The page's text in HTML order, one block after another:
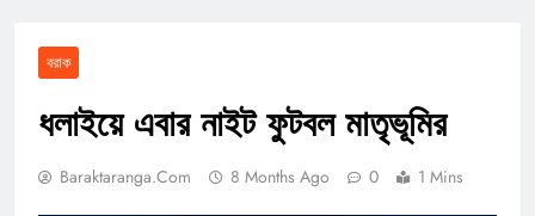
বরাক
ধলাইয়ে এবার নাইট ফুটবল মাতৃভূমির
Baraktaranga.com 8 Months Ago 0 1 Mins